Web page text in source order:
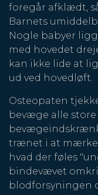
foregår afklædt,
Barnets
Nogle babyer
med hovedet
kan ikke lide at
ud ved hovedløft.
Osteopaten
bevæge alle
trænet i at mærke,
hvad der føles
bindevævet
blodforsyningen